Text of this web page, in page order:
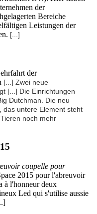
der
Bereiche
Leistungen der
[...]
der
[...] Zwei neue
[...] Die Einrichtungen
Dutchman. Die neu
das untere Element steht
noch mehr
coupelle pour
2015 pour l'abreuvoir
à l'honneur deux
Led qui s'utilise aussie